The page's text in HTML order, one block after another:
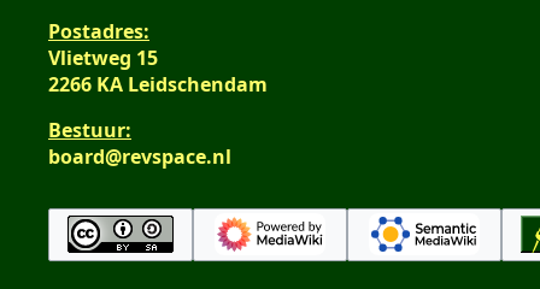
Postadres:
Vlietweg 15
2266 KA Leidschendam
Bestuur:
board@revspace.nl